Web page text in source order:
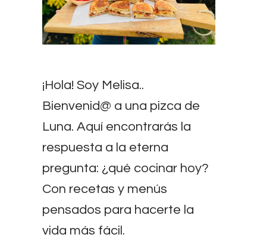
¡Hola! Soy Melisa..
Bienvenid@ a una pizca de
Luna. Aquí encontrarás la
respuesta a la eterna
pregunta: ¿qué cocinar hoy?
Con recetas y menús
pensados para hacerte la
vida más fácil.